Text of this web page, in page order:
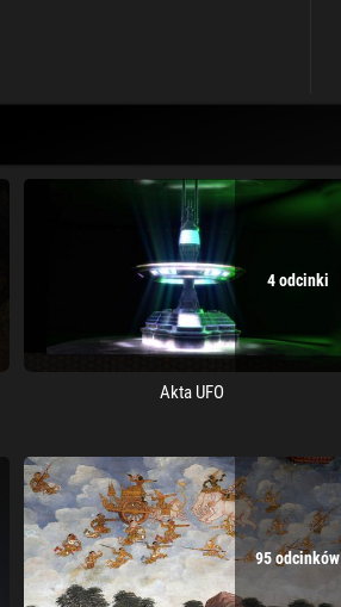
4 odcinki
Akta UFO
95 odcinków